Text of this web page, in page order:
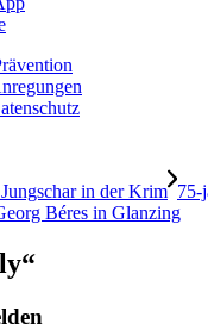
in der Krim 75-
Béres in Glanzing